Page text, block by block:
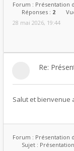
Forum : Présentation
Réponses : 2
28 mai 2026, 19:44
Re:
Salut et bienvenue
Forum : Présentation
Sujet :